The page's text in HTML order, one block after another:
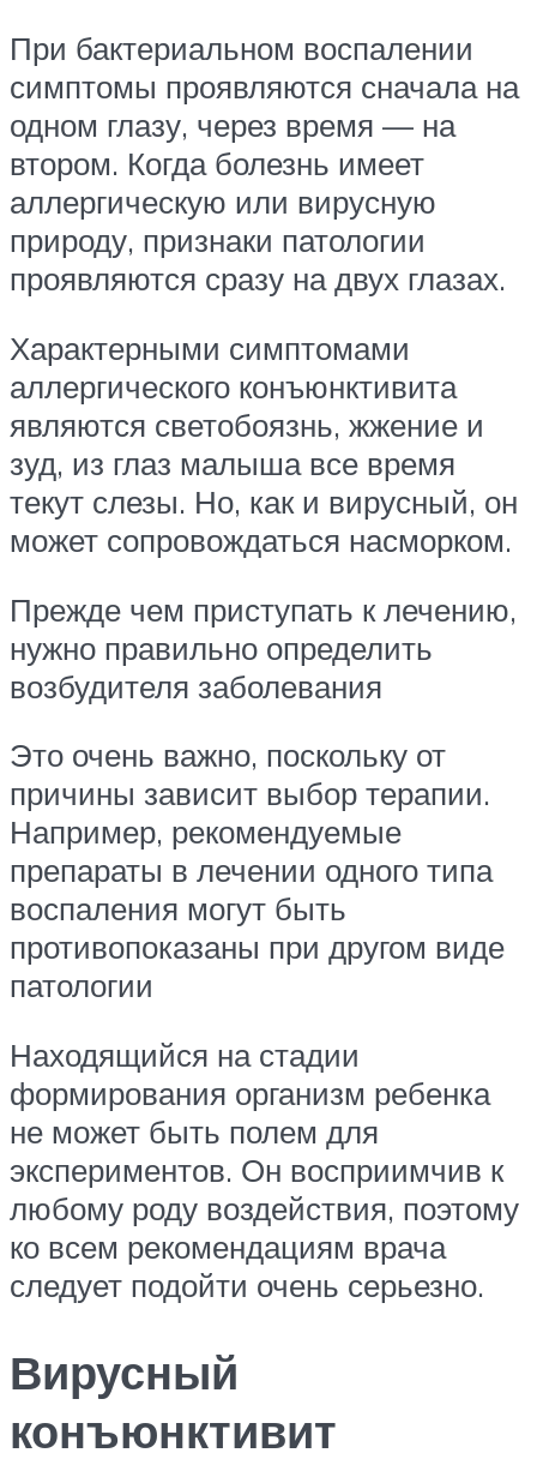
При бактериальном воспалении
симптомы проявляются сначала на
одном глазу, через время — на
втором. Когда болезнь имеет
аллергическую или вирусную
природу, признаки патологии
проявляются сразу на двух глазах.
Характерными симптомами
аллергического конъюнктивита
являются светобоязнь, жжение и
зуд, из глаз малыша все время
текут слезы. Но, как и вирусный, он
может сопровождаться насморком.
Прежде чем приступать к лечению,
нужно правильно определить
возбудителя заболевания
Это очень важно, поскольку от
причины зависит выбор терапии.
Например, рекомендуемые
препараты в лечении одного типа
воспаления могут быть
противопоказаны при другом виде
патологии
Находящийся на стадии
формирования организм ребенка
не может быть полем для
экспериментов. Он восприимчив к
любому роду воздействия, поэтому
ко всем рекомендациям врача
следует подойти очень серьезно.
Вирусный
конъюнктивит